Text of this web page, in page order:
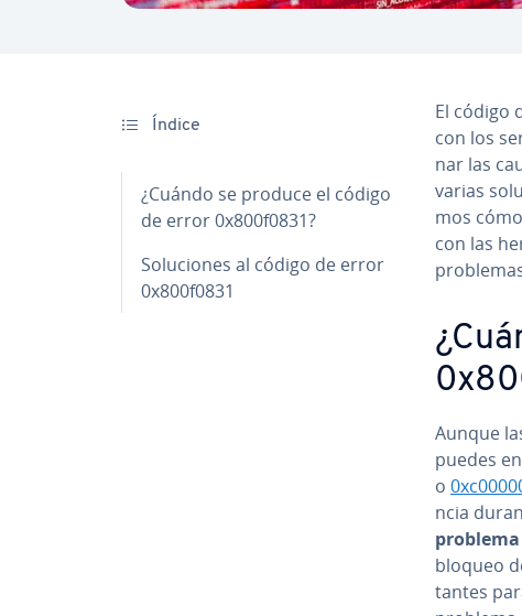
Índice
¿Cuándo se produce el código
de error 0x800f0831?
So­lu­cio­nes al código de error
0x800f0831
El código
con los
nar las
varias
mos
con las
Aunque
puedes
o
n­cia
bloqueo
ta­n­tes